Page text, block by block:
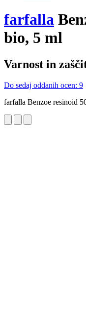
farfalla
bio, 5 ml
Varnost in
Do sedaj oddanih ocen: 9
farfalla Benzoe resinoid